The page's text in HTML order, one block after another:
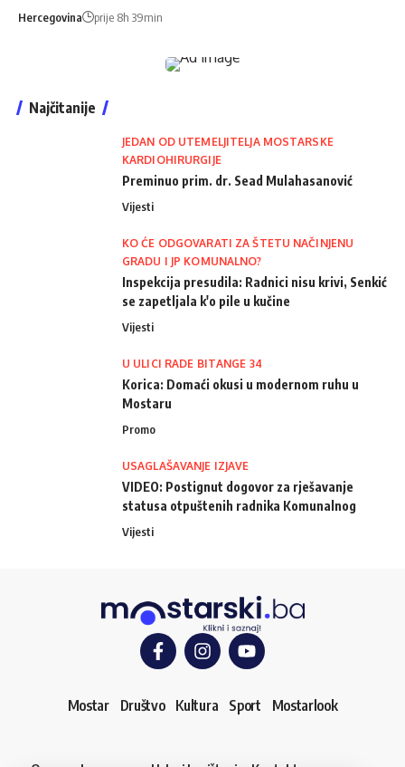
Hercegovina prije 8h 39min
Najčitanije
JEDAN OD UTEMELJITELJA MOSTARSKE
KARDIOHIRURGIJE
Preminuo prim. dr. Sead Mulahasanović
Vijesti
KO ĆE ODGOVARATI ZA ŠTETU NAČINJENU
GRADU I JP KOMUNALNO?
Inspekcija presudila: Radnici nisu krivi, Senkić
se zapetljala k'o pile u kučine
Vijesti
U ULICI RADE BITANGE 34
Korica: Domaći okusi u modernom ruhu u
Mostaru
Promo
USAGLAŠAVANJE IZJAVE
VIDEO: Postignut dogovor za rješavanje
statusa otpuštenih radnika Komunalnog
Vijesti
Mostar Društvo Kultura Sport Mostarlook